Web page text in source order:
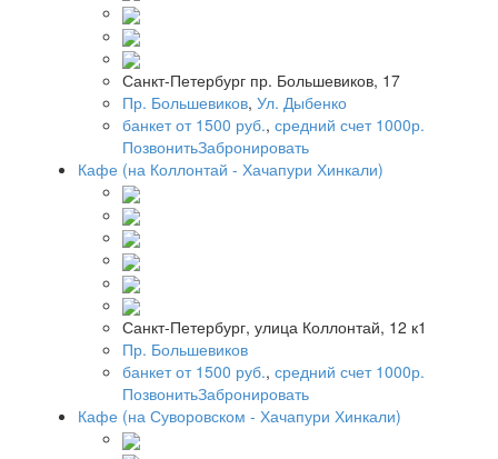
Санкт-Петербург пр. Большевиков, 17
Пр. Большевиков, Ул. Дыбенко
банкет от 1500 руб., средний счет 1000р.
ПозвонитьЗабронировать
Кафе (на Коллонтай - Хачапури Хинкали)
Санкт-Петербург, улица Коллонтай, 12 к1
Пр. Большевиков
банкет от 1500 руб., средний счет 1000р.
ПозвонитьЗабронировать
Кафе (на Суворовском - Хачапури Хинкали)